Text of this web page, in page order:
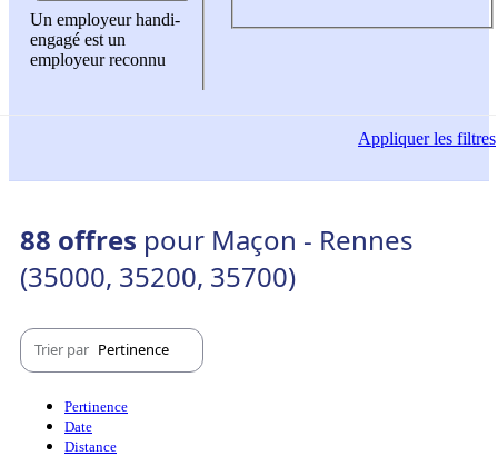
Un employeur handi-
engagé est un
employeur reconnu
Appliquerles filtres
88 offres pour Maçon - Rennes
(35000, 35200, 35700)
Trier par Pertinence
Pertinence
Date
Distance